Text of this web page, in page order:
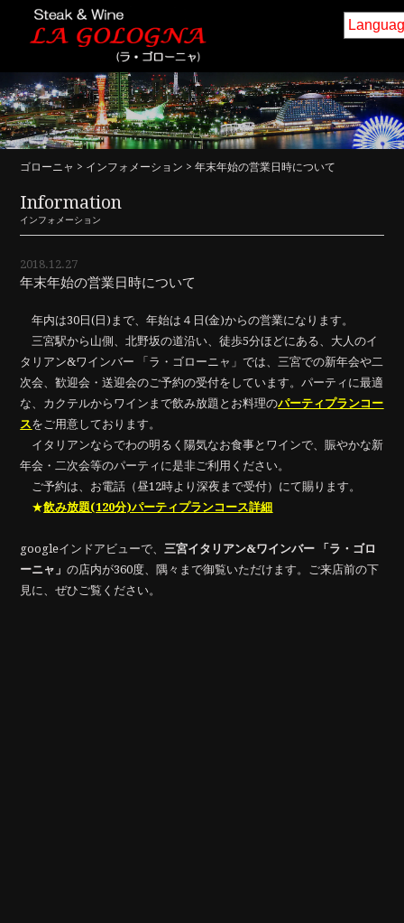
ホーム フードメニュー
ドリンクメニュー インテリア
ご予約
コラム
ゴローニャ > インフォメーション > 年末年始の営業日時について
Information
インフォメーション
2018.12.27
年末年始の営業日時について
年内は30日(日)まで、年始は４日(金)からの営業になります。
三宮駅から山側、北野坂の道沿い、徒歩5分ほどにある、大人のイ
タリアン&ワインバー 「ラ・ゴローニャ」では、三宮での新年会や二
次会、歓迎会・送迎会のご予約の受付をしています。パーティに最適
な、カクテルからワインまで飲み放題とお料理のパーティプランコー
スをご用意しております。
イタリアンならでわの明るく陽気なお食事とワインで、賑やかな新
年会・二次会等のパーティに是非ご利用ください。
ご予約は、お電話（昼12時より深夜まで受付）にて賜ります。
★飲み放題(120分)パーティプランコース詳細
googleインドアビューで、三宮イタリアン&ワインバー 「ラ・ゴロ
ーニャ」の店内が360度、隅々まで御覧いただけます。ご来店前の下
見に、ぜひご覧ください。